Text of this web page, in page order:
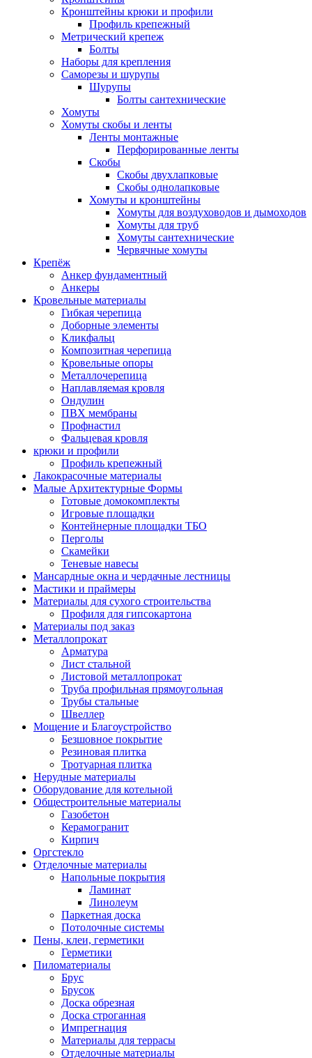
Кронштейны крюки и профили
Профиль крепежный
Метрический крепеж
Болты
Наборы для крепления
Саморезы и шурупы
Шурупы
Болты сантехнические
Хомуты
Хомуты скобы и ленты
Ленты монтажные
Перфорированные ленты
Скобы
Скобы двухлапковые
Скобы однолапковые
Хомуты и кронштейны
Хомуты для воздуховодов и дымоходов
Хомуты для труб
Хомуты сантехнические
Червячные хомуты
Крепёж
Анкер фундаментный
Анкеры
Кровельные материалы
Гибкая черепица
Доборные элементы
Кликфальц
Композитная черепица
Кровельные опоры
Металлочерепица
Наплавляемая кровля
Ондулин
ПВХ мембраны
Профнастил
Фальцевая кровля
крюки и профили
Профиль крепежный
Лакокрасочные материалы
Малые Архитектурные Формы
Готовые домокомплекты
Игровые площадки
Контейнерные площадки ТБО
Перголы
Скамейки
Теневые навесы
Мансардные окна и чердачные лестницы
Мастики и праймеры
Материалы для сухого строительства
Профиля для гипсокартона
Материалы под заказ
Металлопрокат
Арматура
Лист стальной
Листовой металлопрокат
Труба профильная прямоугольная
Трубы стальные
Швеллер
Мощение и Благоустройство
Безшовное покрытие
Резиновая плитка
Тротуарная плитка
Нерудные материалы
Оборудование для котельной
Общестроительные материалы
Газобетон
Керамогранит
Кирпич
Оргстекло
Отделочные материалы
Напольные покрытия
Ламинат
Линолеум
Паркетная доска
Потолочные системы
Пены, клеи, герметики
Герметики
Пиломатериалы
Брус
Брусок
Доска обрезная
Доска строганная
Импрегнация
Материалы для террасы
Отделочные материалы